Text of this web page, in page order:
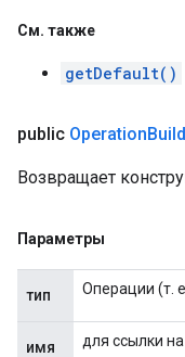
См. также
getDefault()
public Operation
Возвращает
Параметры
тип Операции (т.
имя для ссылки